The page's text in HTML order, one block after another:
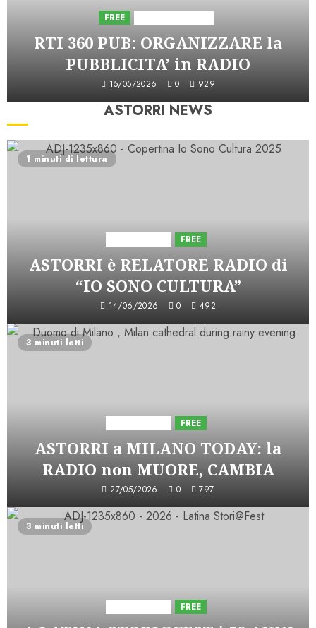
FREE
RTI 360 PUB: ORGANIZZARE la
PUBBLICITA’ in RADIO
15/05/2026 0 929
ASTORRI NEWS
1 minuti di lettura
FREE
ASTORRI è RELATORE RADIO di
“IO SONO CULTURA”
14/06/2026 0 492
3 minuti letti
FREE
ASTORRI a MILANO TODAY: la
RADIO non MUORE, CAMBIA
27/05/2026 0 797
3 minuti letti
FREE